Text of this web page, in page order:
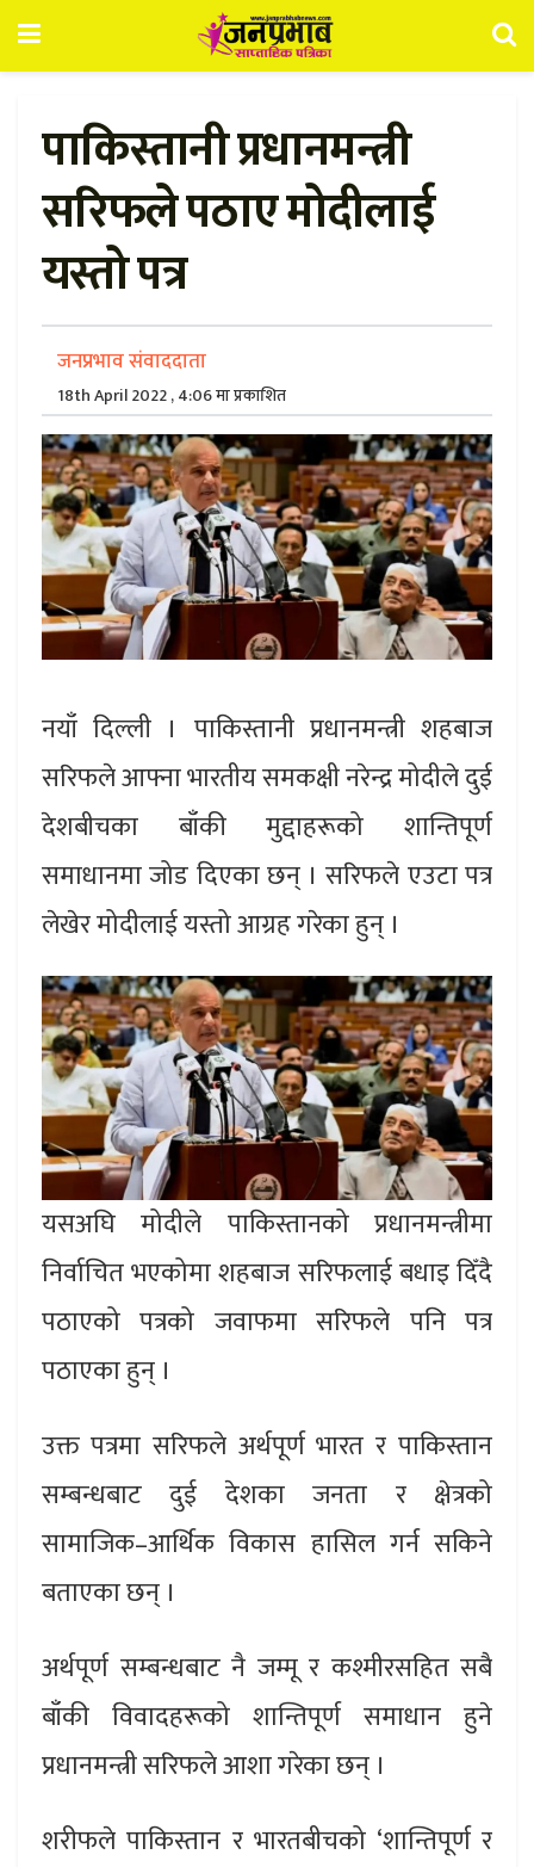
पाकिस्तानी प्रधानमन्त्री
सरिफले पठाए मोदीलाई
यस्तो पत्र
जनप्रभाव संवाददाता
18th April 2022 , 4:06 मा प्रकाशित
नयाँ दिल्ली । पाकिस्तानी प्रधानमन्त्री शहबाज
सरिफले आफ्ना भारतीय समकक्षी नरेन्द्र मोदीले दुई
देशबीचका बाँकी मुद्दाहरूको शान्तिपूर्ण
समाधानमा जोड दिएका छन् । सरिफले एउटा पत्र
लेखेर मोदीलाई यस्तो आग्रह गरेका हुन् ।
यसअघि मोदीले पाकिस्तानको प्रधानमन्त्रीमा
निर्वाचित भएकोमा शहबाज सरिफलाई बधाइ दिँदै
पठाएको पत्रको जवाफमा सरिफले पनि पत्र
पठाएका हुन् ।
उक्त पत्रमा सरिफले अर्थपूर्ण भारत र पाकिस्तान
सम्बन्धबाट दुई देशका जनता र क्षेत्रको
सामाजिक–आर्थिक विकास हासिल गर्न सकिने
बताएका छन् ।
अर्थपूर्ण सम्बन्धबाट नै जम्मू र कश्मीरसहित सबै
बाँकी विवादहरूको शान्तिपूर्ण समाधान हुने
प्रधानमन्त्री सरिफले आशा गरेका छन् ।
शरीफले पाकिस्तान र भारतबीचको ‘शान्तिपूर्ण र